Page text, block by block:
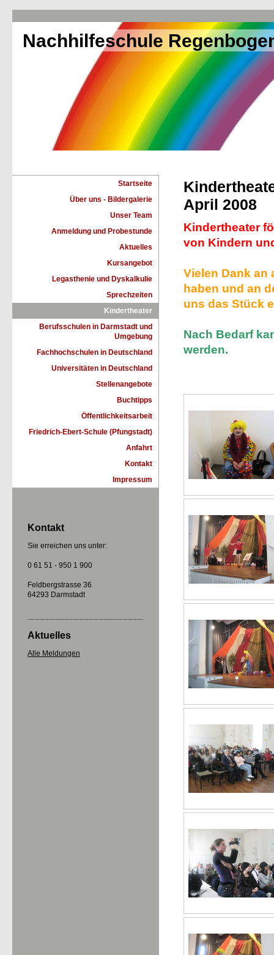
Nachhilfeschule
April 2008
Kindertheater
von Kindern
Vielen Dank an
haben und an
uns das Stück
Nach Bedarf
werden.
Startseite
Über uns - Bildergalerie
Unser Team
Anmeldung und Probestunde
Aktuelles
Kursangebot
Legasthenie und Dyskalkulie
Sprechzeiten
Kindertheater
Berufsschulen in Darmstadt und
Umgebung
Fachhochschulen in Deutschland
Universitäten in Deutschland
Stellenangebote
Buchtipps
Öffentlichkeitsarbeit
Friedrich-Ebert-Schule (Pfungstadt)
Anfahrt
Kontakt
Impressum
Kontakt
Sie erreichen uns unter:
0 61 51 - 950 1 900
Feldbergstrasse 36
64293 Darmstadt
Aktuelles
Alle Meldungen